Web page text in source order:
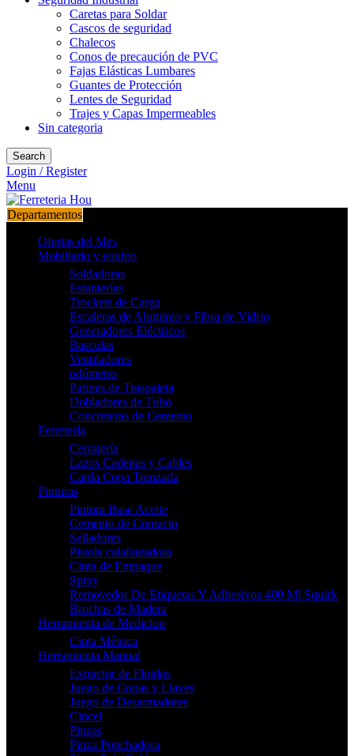
Caretas para Soldar
Cascos de seguridad
Chalecos
Conos de precaución de PVC
Fajas Elásticas Lumbares
Guantes de Protección
Lentes de Seguridad
Trajes y Capas Impermeables
Sin categoria
Search
Login / Register
Menu
Departamentos
Ofertas del Mes
Mobiliario y equipo
Soldadoras
Estanterías
Trockets de Carga
Escaleras de Aluminio y Fibra de Vidrio
Generadores Eléctricos
Basculas
Ventiladores
odómetro
Patines de Traspaleta
Dobladores de Tubo
Concreteras de Cemento
Ferretería
Cerrajería
Lazos Cadenas y Cables
Carda Copa Trenzada
Pinturas
Pintura Base Aceite
Cemento de Contacto
Selladores
Pistola calafateadora
Cinta de Empaque
Spray
Removedor De Etiquetas Y Adhesivos 400 Ml Squirk
Brochas de Madera
Herramienta de Medicion
Cinta Métrica
Herramienta Manual
Extractor de Fluidos
Juego de Copas y Llaves
Juego de Desarmadores
Cincel
Pinzas
Pinza Ponchadora